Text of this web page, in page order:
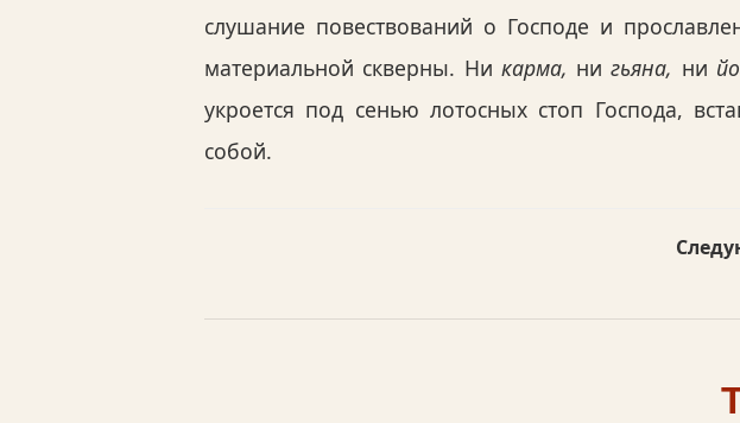
слушание повествований о Господе и
материальной скверны. Ни карма, нигьяна, ни
укроется под сенью лотосных стоп Господа,
собой.